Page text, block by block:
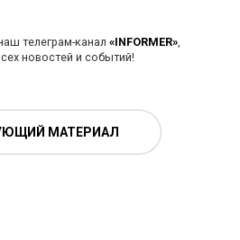
телеграм-канал «INFORMER»,
новостей и событий!
МАТЕРИАЛ